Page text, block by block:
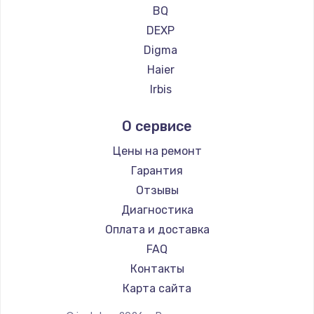
Заказать
Замена SSD
1045 руб.
Заказать
Восстановление данных
990 руб.
Заказать
Замена USB порта
1060 руб.
Заказать
Замена звуковой карты
Ремонт планшетов CHUWI
BQ
DEXP
Digma
Haier
Irbis
Microsoft
BlackView
Amazon
Aquarius
Philips
Dell
HP
Getac
ZTE
О сервисе
Цены на ремонт
Гарантия
Отзывы
Диагностика
Оплата и доставка
FAQ
Контакты
Карта сайта